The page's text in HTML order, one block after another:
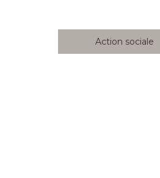
Action sociale